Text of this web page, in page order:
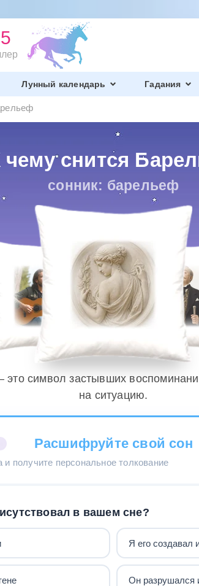
Лунный календарь Гадания
чему снится
сонник: барельеф
это символ застывших
на ситуацию.
Расшифруйте свой сон
и получите персональное толкование
в вашем сне?
Я его создавал
Он разрушался